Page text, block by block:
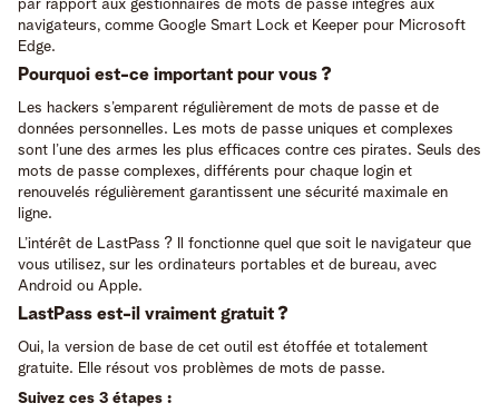
par rapport aux gestionnaires de mots de passe intégrés aux
navigateurs, comme Google Smart Lock et Keeper pour Microsoft
Edge.
Pourquoi est-ce important pour vous ?
Les hackers s’emparent régulièrement de mots de passe et de
données personnelles. Les mots de passe uniques et complexes
sont l’une des armes les plus efficaces contre ces pirates. Seuls des
mots de passe complexes, différents pour chaque login et
renouvelés régulièrement garantissent une sécurité maximale en
ligne.
L’intérêt de LastPass ? Il fonctionne quel que soit le navigateur que
vous utilisez, sur les ordinateurs portables et de bureau, avec
Android ou Apple.
LastPass est-il vraiment gratuit ?
Oui, la version de base de cet outil est étoffée et totalement
gratuite. Elle résout vos problèmes de mots de passe.
Suivez ces 3 étapes :